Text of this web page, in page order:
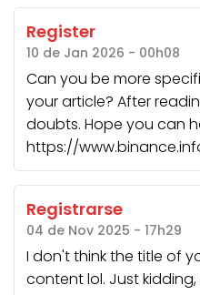
Register
10 de Jan 2026 - 00h08
Can you be more
your article? After
doubts. Hope you can
https://
Registrarse
04 de Nov 2025 - 17h29
I don't think the title of
content lol. Just